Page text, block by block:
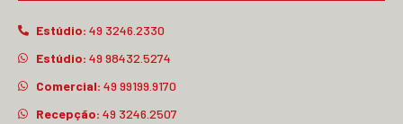
Estúdio: 49 3246.2330
Estúdio: 49 98432.5274
Comercial: 49 99199.9170
Recepção: 49 3246.2507